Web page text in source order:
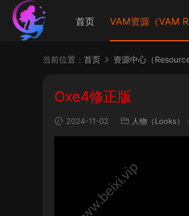
首页 VAM资源（VAM
当前位置： 首页 资源中心（
Oxe4修正版
2024-11-02 人物（Looks） ·